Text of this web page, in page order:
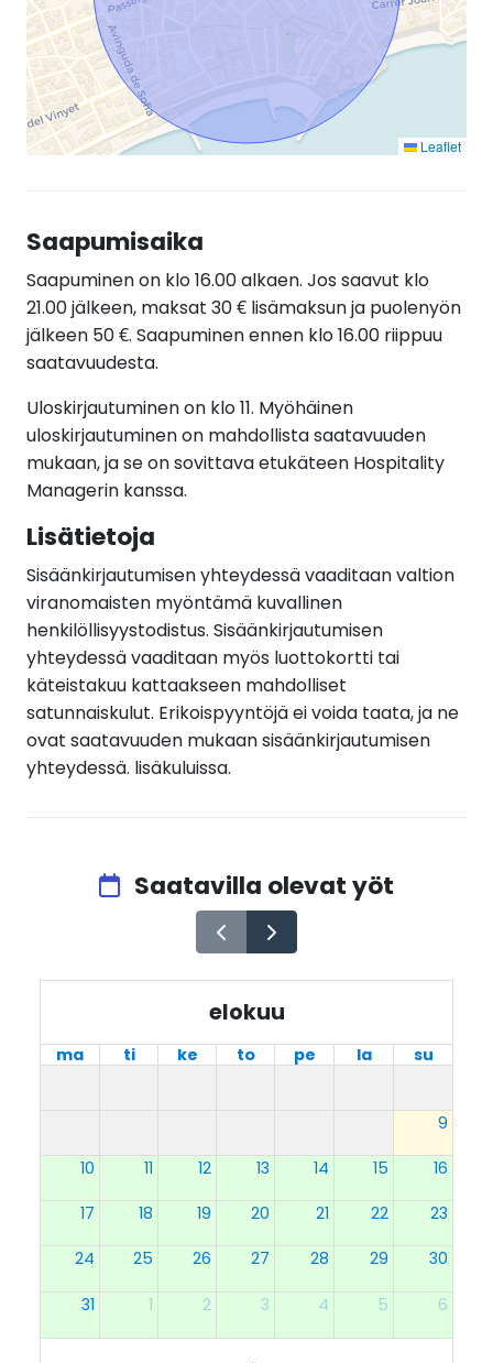
Leaflet
Saapumisaika
Saapuminen on klo 16.00 alkaen. Jos saavut klo
21.00 jälkeen, maksat 30 € lisämaksun ja puolenyön
jälkeen 50 €. Saapuminen ennen klo 16.00 riippuu
saatavuudesta.
Uloskirjautuminen on klo 11. Myöhäinen
uloskirjautuminen on mahdollista saatavuuden
mukaan, ja se on sovittava etukäteen Hospitality
Managerin kanssa.
Lisätietoja
Sisäänkirjautumisen yhteydessä vaaditaan valtion
viranomaisten myöntämä kuvallinen
henkilöllisyystodistus. Sisäänkirjautumisen
yhteydessä vaaditaan myös luottokortti tai
käteistakuu kattaakseen mahdolliset
satunnaiskulut. Erikoispyyntöjä ei voida taata, ja ne
ovat saatavuuden mukaan sisäänkirjautumisen
yhteydessä. lisäkuluissa.
Saatavilla olevat yöt
elokuu
ma ti ke to pe la su
9
10 11 12 13 14 15 16
17 18 19 20 21 22 23
24 25 26 27 28 29 30
31 1 2 3 4 5 6